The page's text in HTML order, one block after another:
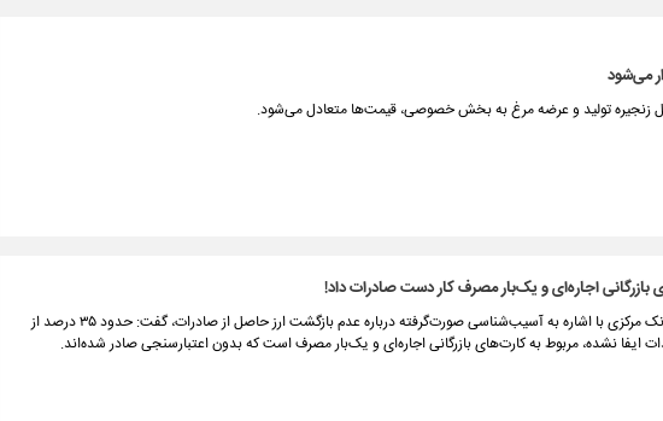
می‌شود
زنجیره تولید و عرضه مرغ به بخش خصوصی، قیمت‌ها متعادل می‌شود.
بازرگانی اجاره‌ای و یک‌بار مصرف کار دست صادرات داد!
معاون بانک مرکزی با اشاره به آسیب‌شناسی صورت‌گرفته درباره عدم بازگشت ارز حاصل از صادرات، گفت: حدود ۳۵ درصد از
ایفا نشده، مربوط به کارت‌های بازرگانی اجاره‌ای و یک‌بار مصرف است که بدون اعتبارسنجی صادر شده‌اند.